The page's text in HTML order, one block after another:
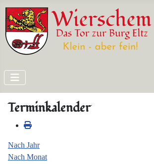
Terminkalender
Nach Jahr
Nach Monat